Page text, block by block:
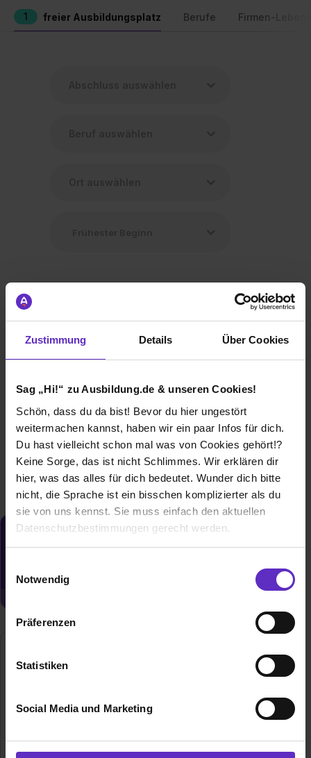
Zustimmung Details Über Cookies
Sag „Hi!“ zu Ausbildung.de & unseren Cookies!
Schön, dass du da bist! Bevor du hier ungestört
weitermachen kannst, haben wir ein paar Infos für dich.
Du hast vielleicht schon mal was von Cookies gehört!?
Keine Sorge, das ist nicht Schlimmes. Wir erklären dir
hier, was das alles für dich bedeutet. Wunder dich bitte
nicht, die Sprache ist ein bisschen komplizierter als du
sie von uns kennst. Sie muss einfach den aktuellen
Datenschutzbestimmungen gerecht werden.
Benutzung der Webseite getroffenen Einstellungen zu
Webseite zu analysieren („Statistiken“), um
Informationen zu deiner Verwendung unserer Website an
Analysen weiterzugeben und um Inhalte und Anzeigen zu
Partner führen diese Informationen möglicherweise mit
Notwendig
Präferenzen
Statistiken
Social Media und Marketing
1 freier Ausbildungsplatz Berufe Firmen-
Ausbildung Pflegefachmann/-frau (m/w/d)
34497 Korbach
01.10.2026
Du möchtest neue Stellen automatisch
zugeschickt bekommen?
gGmbH
34497 Korbach
E-Mail anzeigen